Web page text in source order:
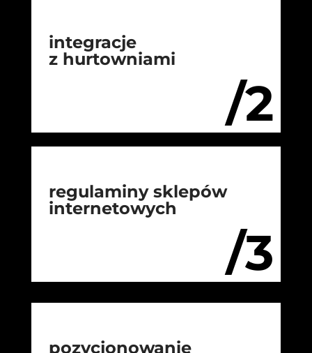
/2
integracje
z hurtowniami
/3
regulaminy sklepów
internetowych
pozycjonowanie